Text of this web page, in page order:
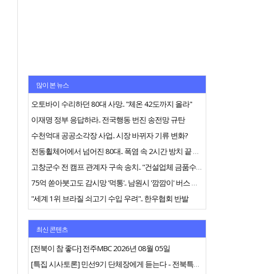
많이 본 뉴스
오토바이 수리하던 80대 사망.. "체온 42도까지 올라"
이재명 정부 응답하라.. 전국행동 번진 송전망 규탄
수천억대 공공소각장 사업.. 시장 바뀌자 기류 변화?
전동휠체어에서 넘어진 80대.. 폭염 속 2시간 방치 끝 숨져
고창군수 전 캠프 관계자 구속 송치.. "건설업체 금품수수 의혹"
75억 쏟아붓고도 감시망 '먹통'.. 남원시 '깜깜이' 버스 행정
"세계 1위 브라질 쇠고기 수입 우려".. 한우협회 반발
최신 콘텐츠
[전북이 참 좋다] 전주MBC 2026년 08월 05일
[특집 시사토론] 민선9기 단체장에게 듣는다 - 전북특별자치도지사